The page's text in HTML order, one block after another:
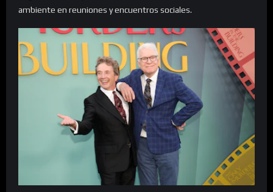
ambiente en reuniones y encuentros sociales.